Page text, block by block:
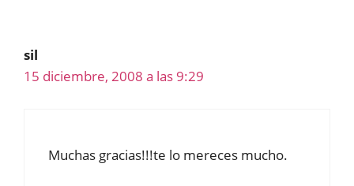
sil
15 diciembre, 2008 a las 9:29
Muchas gracias!!!te lo mereces mucho.